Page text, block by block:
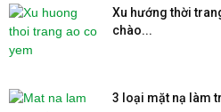
Xu hướng thời
chào...
3 loại mặt nạ làm